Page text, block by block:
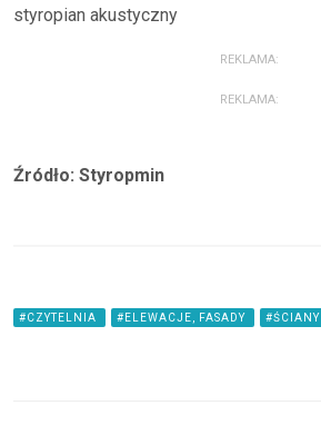
styropian akustyczny
REKLAMA:
REKLAMA:
Źródło: Styropmin
#CZYTELNIA #ELEWACJE, FASADY #ŚCIANY